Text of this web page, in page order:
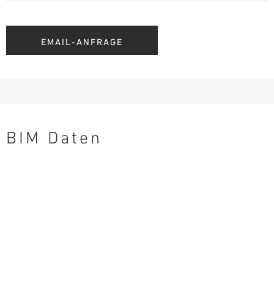
EMAIL-ANFRAGE
BIM Daten